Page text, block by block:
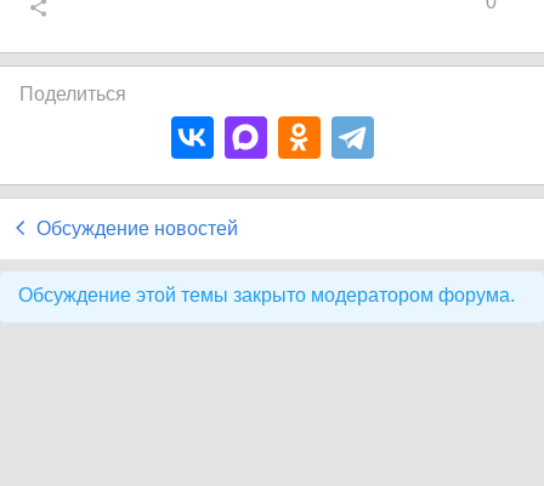
Поделиться
Обсуждение новостей
Обсуждение этой темы закрыто модератором форума.